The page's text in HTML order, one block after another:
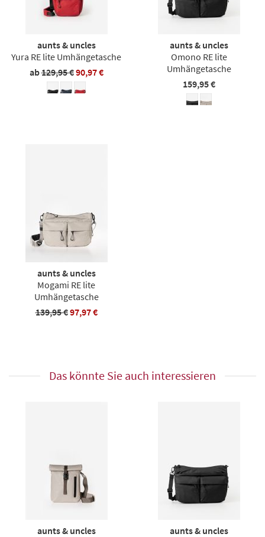
aunts & uncles
Yura RE lite Umhängetasche
ab129,95 €90,97 €
aunts & uncles
Omono RE lite
Umhängetasche
159,95 €
aunts & uncles
Mogami RE lite
Umhängetasche
139,95 €97,97 €
Das könnte Sie auch interessieren
aunts & uncles
aunts & uncles